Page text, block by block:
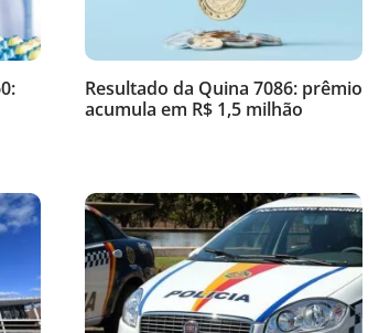
Resultado da Quina 7086: prêmio
acumula em R$ 1,5 milhão